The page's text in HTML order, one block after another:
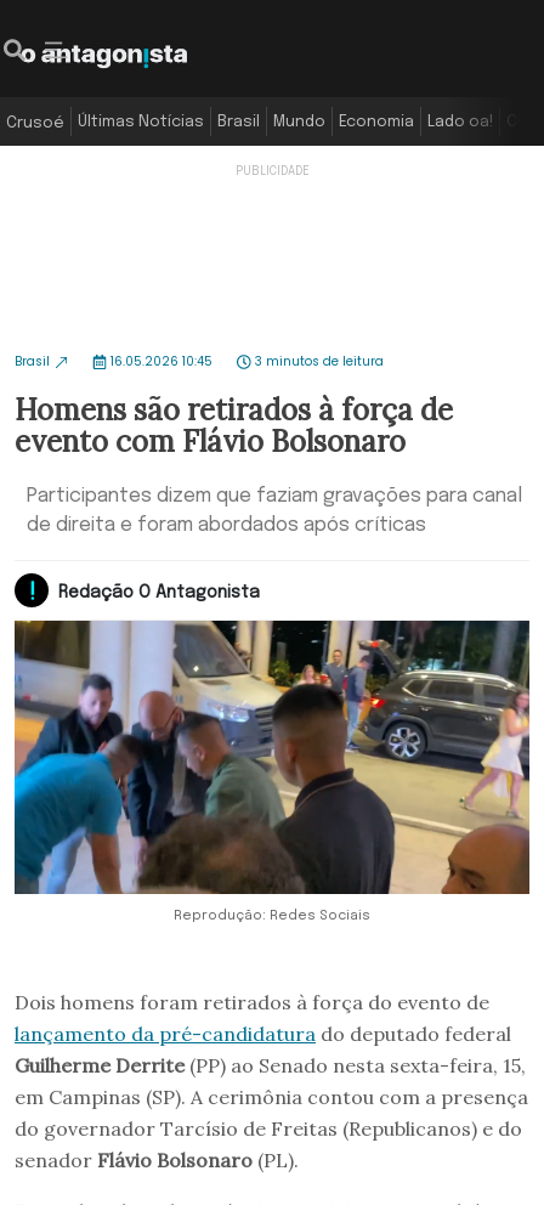
Crusoé Últimas Notícias Brasil Mundo Economia Lado oa!
Brasil 16.05.2026 10:45 3 minutos de leitura
Homens são retirados à força de
evento com Flávio Bolsonaro
Participantes dizem que faziam gravações para canal
de direita e foram abordados após críticas
Redação O Antagonista
Reprodução: Redes Sociais
Dois homens foram retirados à força do evento de
lançamento da pré-candidatura do deputado federal
Guilherme Derrite(PP) ao Senado nesta sexta-feira, 15,
em Campinas (SP). A cerimônia contou com a presença
do governador Tarcísio de Freitas (Republicanos) e do
senador Flávio Bolsonaro (PL).